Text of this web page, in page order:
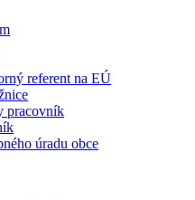
referent na EÚ
pracovník
úradu obce